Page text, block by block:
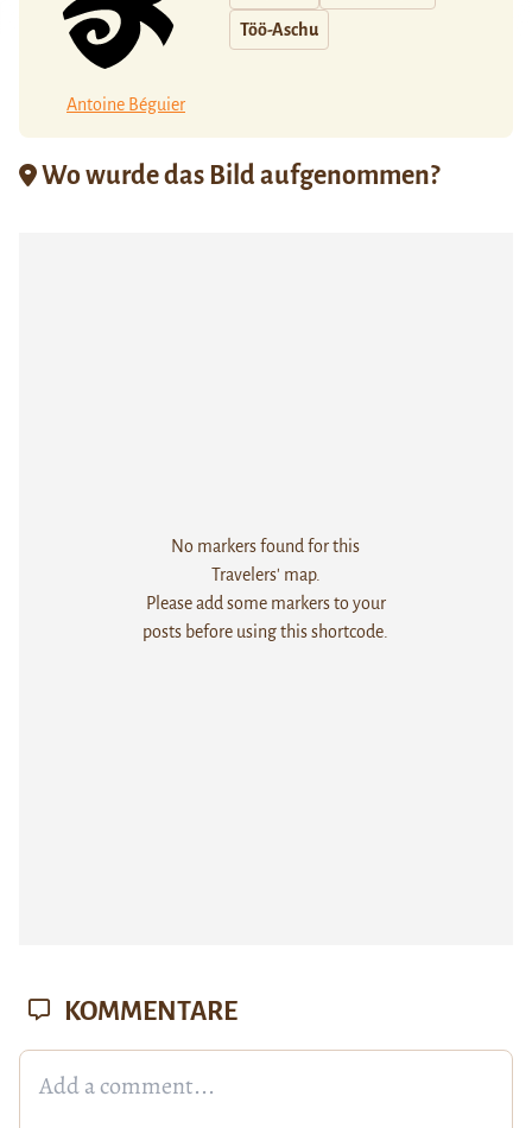
Antoine Béguier
Töö-Aschu
Wo wurde das Bild aufgenommen?
No markers found for this
Travelers' map.
Please add some markers to your
posts before using this shortcode.
KOMMENTARE